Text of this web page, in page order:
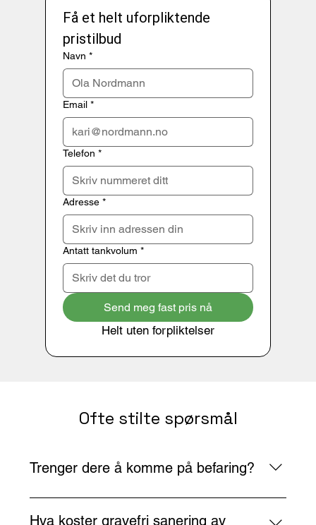
Få et helt uforpliktende
pristilbud
Navn *
Email *
Telefon *
Adresse *
Antatt tankvolum *
Send meg fast pris nå
Helt uten forpliktelser
Ofte stilte spørsmål
Trenger dere å komme på befaring?
Nei, det er ikke nødvendig. Vi har en fast pris på
denne tjenesten, og du får pristilbudet direkte på e-
Hva koster gravefri sanering av